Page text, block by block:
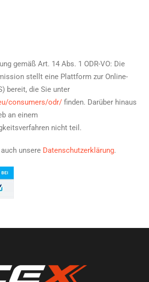
gemäß Art. 14 Abs. 1 ODR-VO: Die
stellt eine Plattform zur Online-
bereit, die Sie unter
consumers/odr/ finden. Darüber hinaus
an einem
nicht teil.
unsere Datenschutzerklärung.